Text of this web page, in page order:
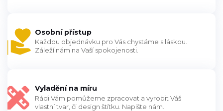
Osobní přístup
Každou objednávku pro Vás chystáme s láskou.
Záleží nám na Vaší spokojenosti.
Vyladění na míru
Rádi Vám pomůžeme zpracovat a vyrobit Váš
vlastní tvar, či design štítku. Napište nám.